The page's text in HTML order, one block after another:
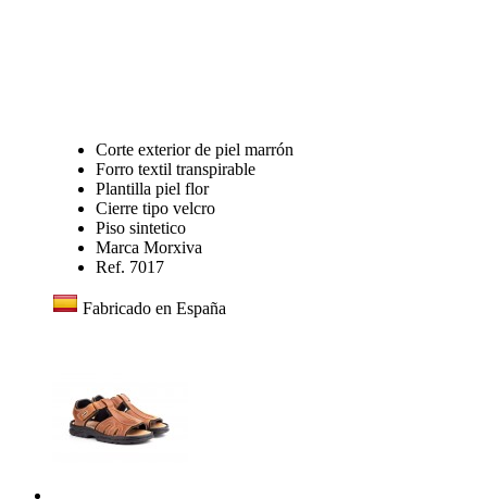
Corte exterior de piel marrón
Forro textil transpirable
Plantilla piel flor
Cierre tipo velcro
Piso sintetico
Marca Morxiva
Ref. 7017
Fabricado en España